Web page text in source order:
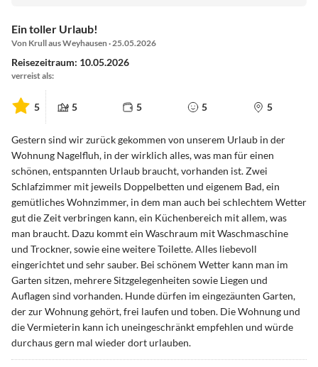
Ein toller Urlaub!
Von Krull aus Weyhausen · 25.05.2026
Reisezeitraum: 10.05.2026
verreist als:
5 5 5 5 5
Gestern sind wir zurück gekommen von unserem Urlaub in der
Wohnung Nagelfluh, in der wirklich alles, was man für einen
schönen, entspannten Urlaub braucht, vorhanden ist. Zwei
Schlafzimmer mit jeweils Doppelbetten und eigenem Bad, ein
gemütliches Wohnzimmer, in dem man auch bei schlechtem Wetter
gut die Zeit verbringen kann, ein Küchenbereich mit allem, was
man braucht. Dazu kommt ein Waschraum mit Waschmaschine
und Trockner, sowie eine weitere Toilette. Alles liebevoll
eingerichtet und sehr sauber. Bei schönem Wetter kann man im
Garten sitzen, mehrere Sitzgelegenheiten sowie Liegen und
Auflagen sind vorhanden. Hunde dürfen im eingezäunten Garten,
der zur Wohnung gehört, frei laufen und toben. Die Wohnung und
die Vermieterin kann ich uneingeschränkt empfehlen und würde
durchaus gern mal wieder dort urlauben.